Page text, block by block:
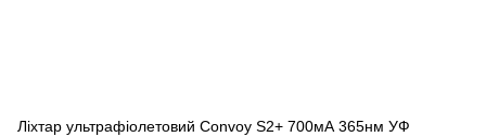
Ліхтар ультрафіолетовий Convoy S2+ 700мА 365нм УФ